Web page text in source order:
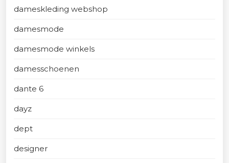
dameskleding webshop
damesmode
damesmode winkels
damesschoenen
dante 6
dayz
dept
designer